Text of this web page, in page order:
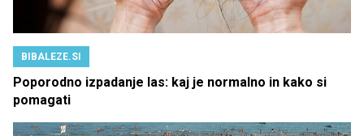
BIBALEZE.SI
Poporodno izpadanje las: kaj je normalno in kako si
pomagati